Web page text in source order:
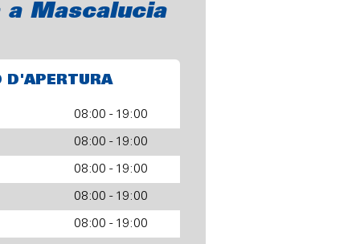
a Mascalucia
D'APERTURA
08:00 - 19:00
08:00 - 19:00
08:00 - 19:00
08:00 - 19:00
08:00 - 19:00